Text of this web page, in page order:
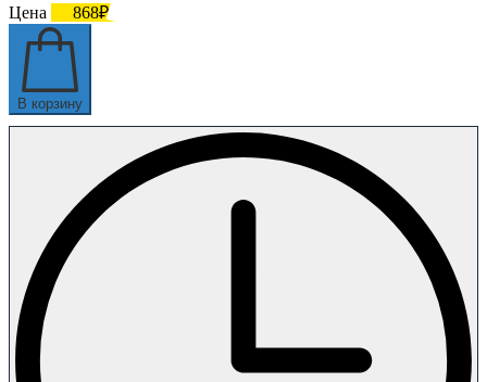
Цена
868₽
В корзину